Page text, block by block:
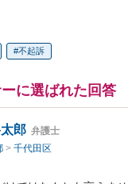
不起訴
に選ばれた回答
郎 弁護士
> 千代田区